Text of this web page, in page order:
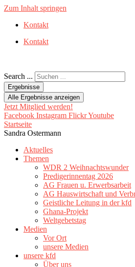
Zum Inhalt springen
Kontakt
Kontakt
Search ...
Ergebnisse
Alle Ergebnisse anzeigen
Jetzt Mitglied werden!
Facebook Instagram FlickrYoutube
Startseite
Sandra Ostermann
Aktuelles
Themen
WDR 2 Weihnachtswunder
Predigerinnentag 2026
AG Frauen u. Erwerbsarbeit
AG Hauswirtschaft und
Geistliche Leitung in der kfd
Ghana-Projekt
Weltgebetstag
Medien
Vor Ort
unsere Medien
unsere kfd
Über uns